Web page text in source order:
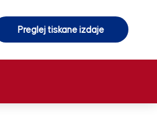
Preglej tiskane izdaje